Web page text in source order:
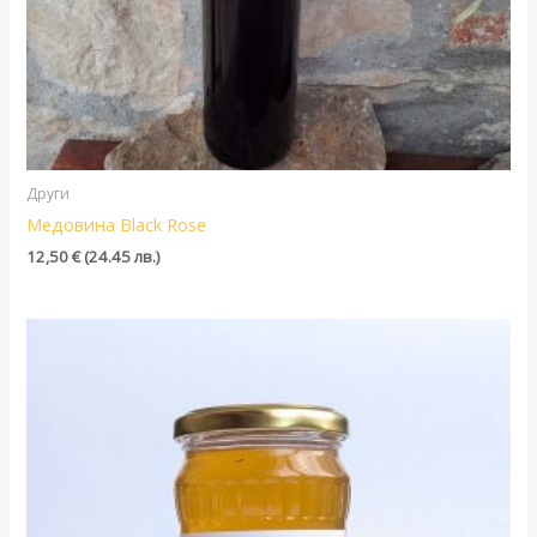
Други
Медовина Black Rose
12,50€(24.45 лв.)